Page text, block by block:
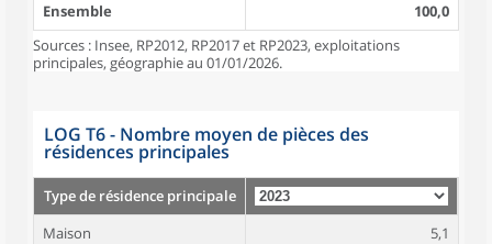
Ensemble
100,0
Sources : Insee, RP2012, RP2017 et RP2023, exploitations
principales, géographie au 01/01/2026.
LOG T6 - Nombre moyen de pièces des
résidences principales
Type de résidence principale
Maison
5,1